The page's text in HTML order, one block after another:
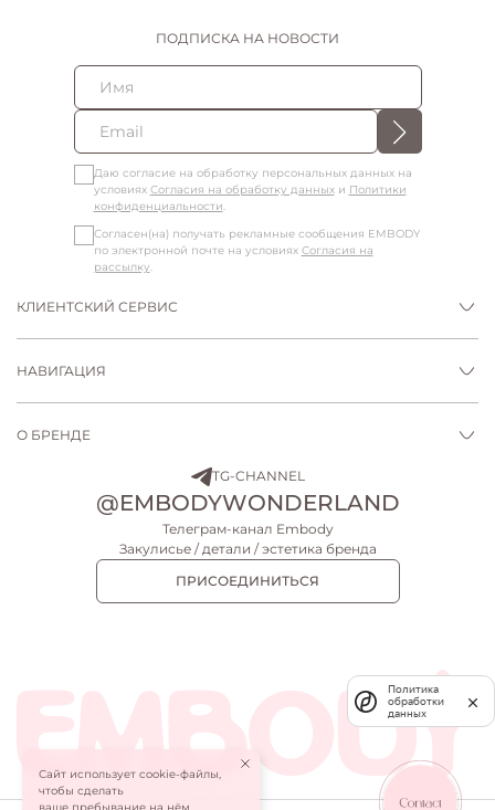
ПЛАТЬЕ МИДИ LEIA
26 900 ₽
18 900 ₽
ПОДПИСКА НА НОВОСТИ
Даю согласие на обработку персональных данных на
условиях Согласия на обработку данныхи Политики
конфиденциальности.
Согласен(на) получать рекламные сообщения EMBODY
по электронной почте на условиях Согласия на
рассылку.
КЛИЕНТСКИЙ СЕРВИС
НАВИГАЦИЯ
О БРЕНДЕ
TG-CHANNEL
@EMBODYWONDERLAND
Телеграм-канал Embody
Закулисье / детали / эстетика бренда
ПРИСОЕДИНИТЬСЯ
Сайт использует cookie-файлы,
чтобы сделать
Политика
обработки
данных